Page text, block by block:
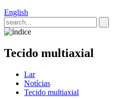
English
Tecido multiaxial
Lar
Notícias
Tecido multiaxial